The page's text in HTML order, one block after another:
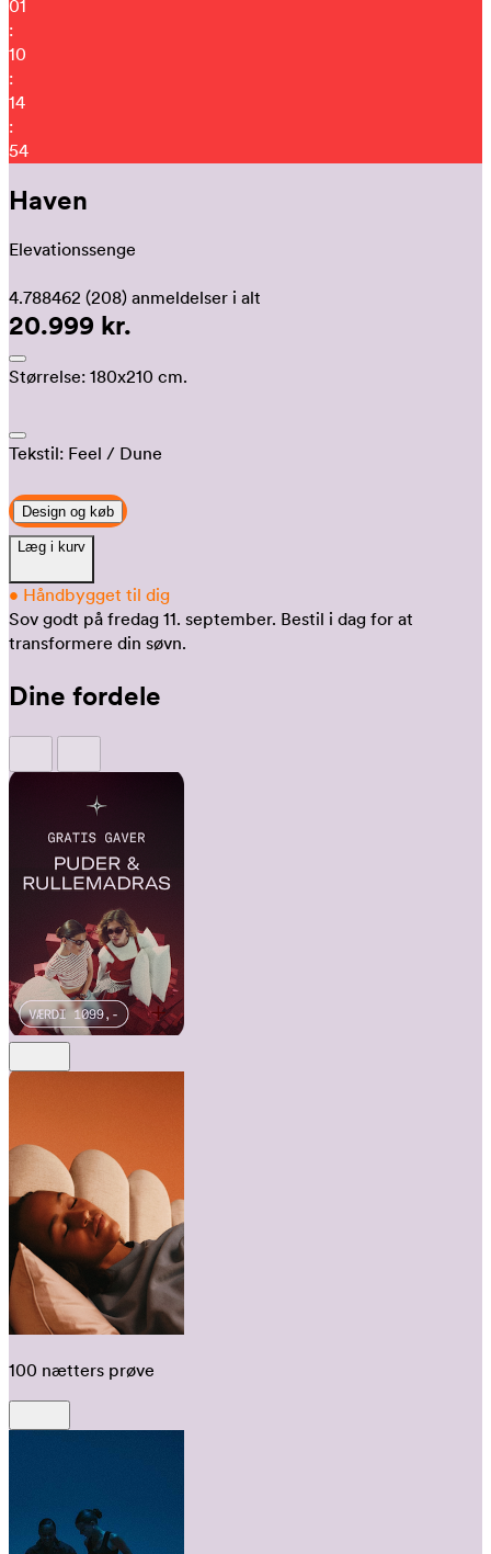
01
:
10
:
14
:
47
Haven
Elevationssenge
4.788462 (208) anmeldelser i alt
20.999 kr.
Størrelse: 180x210 cm.
Tekstil: Feel / Dune
Design og køb
Læg i kurv
• Håndbygget til dig
Sov godt på fredag 11. september. Bestil i dag for at
transformere din søvn.
Dine fordele
100 nætters prøve